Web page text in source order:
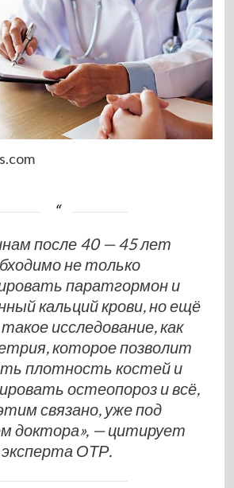
после 40 — 45 лет
не только
паратгормон и
кальций крови, но ещё
исследование, как
которое позволит
плотность костей и
остеопороз и всё,
связано, уже под
доктора», — цитирует
эксперта ОТР.